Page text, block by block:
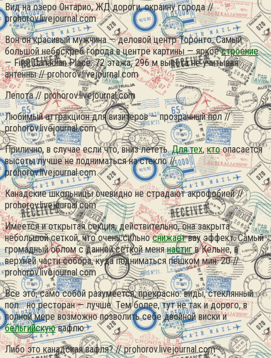
Вид на озеро Онтарио, ЖД дороги, окраину города //
prohorov.livejournal.com
Вон он красивый мужчина — деловой центр Торонто. Самый
большой небоскреб города в центре картины — яркоестроение
— First Canadian Place: 72 этажа, 296 м высота не учитывая
антенны // prohorov.livejournal.com
Лепота // prohorov.livejournal.com
Любимый аттракцион для визитёров — прозрачный пол //
prohorov.livejournal.com
Прилично, в случае если что, вниз лететь.Для тех,ктоопасается
высоты лучше не подниматься на стекло //
prohorov.livejournal.com
Канадские школьницы очевидно не страдают акрофобией //
prohorov.livejournal.com
Имеется и открытая секция, действительно, она закрыта
небольшой сеткой, что очень сильноснижаетвау эффект. Самый
громадный облом с данной сеткой менянастигв Кельне, в
верхней части собора, куда подниматься пешком мин. 20 //
prohorov.livejournal.com
Все это, само собой разумеется, прекрасно: виды, стеклянный
пол… но ресторан — лучше. Тем более, тут не так и дорого, в
полной мере возможно позволить себе двойной виски и
бельгийскуювафлю.
Либо это канадская вафля? // prohorov.livejournal.com